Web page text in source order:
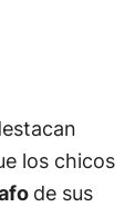
los chicos
de sus